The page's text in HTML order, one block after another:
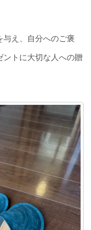
与え、自分へのご褒
ントに大切な人への贈